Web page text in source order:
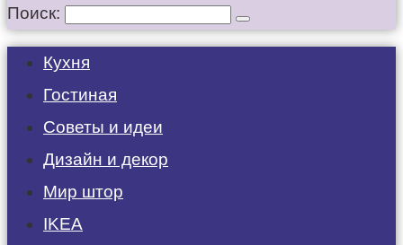
Поиск:
Кухня
Гостиная
Советы и идеи
Дизайн и декор
Мир штор
IKEA